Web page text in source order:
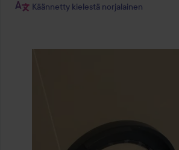
Käännetty kielestä norjalainen